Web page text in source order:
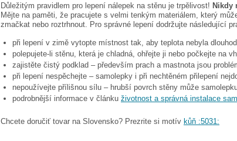
Důležitým pravidlem pro lepení nálepek na stěnu je trpělivost! Nikdy
Mějte na paměti, že pracujete s velmi tenkým materiálem, který
zmačkat nebo roztrhnout. Pro správné lepení dodržujte následující
při lepení v zimě vytopte místnost tak, aby teplota nebyla
polepujete-li stěnu, která je chladná, ohřejte ji nebo počkejte na
zajistěte čistý podklad – především prach a mastnota jsou
při lepení nespěchejte – samolepky i při nechtěném přilepení
nepoužívejte přílišnou sílu – hrubší povrch stěny může
podrobnější informace v článku životnost a správná instalace
Chcete doručiť tovar na Slovensko? Prezrite si motív kůň :5031: